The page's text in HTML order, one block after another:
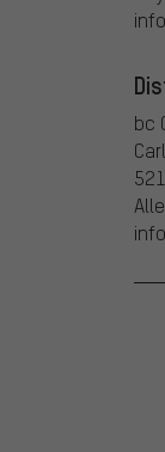
bc